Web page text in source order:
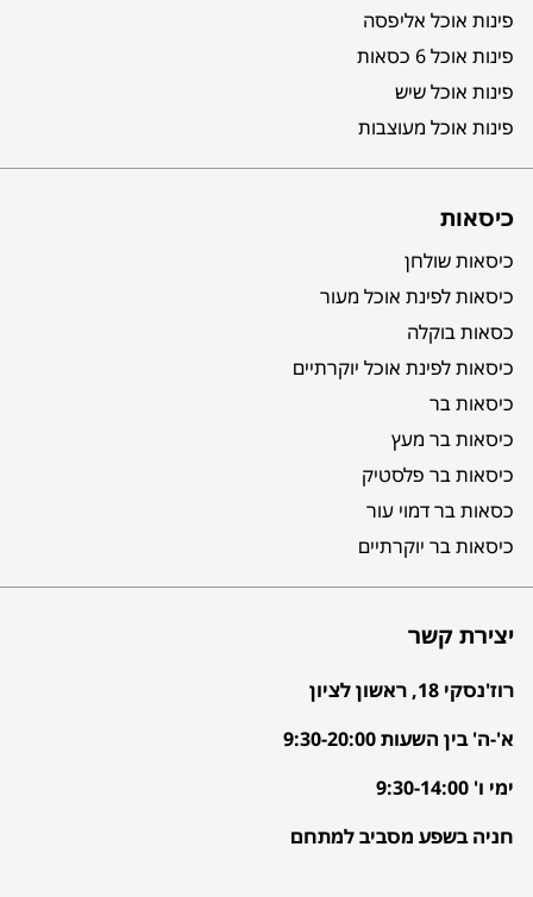
פינות אוכל אליפסה
פינות אוכל 6 כסאות
פינות אוכל שיש
פינות אוכל מעוצבות
כיסאות
כיסאות שולחן
כיסאות לפינת אוכל מעור
כסאות בוקלה
כיסאות לפינת אוכל יוקרתיים
כיסאות בר
כיסאות בר מעץ
כיסאות בר פלסטיק
כסאות בר דמוי עור
כיסאות בר יוקרתיים
יצירת קשר
רוז'נסקי 18, ראשון לציון
א'-ה' בין השעות 9:30-20:00
ימי ו' 9:30-14:00
חניה בשפע מסביב למתחם